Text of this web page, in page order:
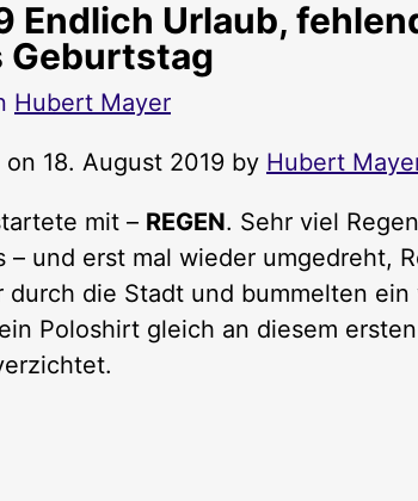
Endlich Urlaub,
Geburtstag
Hubert Mayer
18. August 2019 by Hubert
mit – REGEN. Sehr viel
– und erst mal wieder umgedreht,
durch die Stadt und bummelten
Poloshirt gleich an diesem